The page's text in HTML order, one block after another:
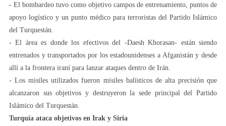
- El bombardeo tuvo como objetivo campos de entrenamiento, puntos de
apoyo logístico y un punto médico para terroristas del Partido Islámico
del Turquestán.
- El área es donde los efectivos del -Daesh Khorasan- están siendo
entrenados y transportados por los estadounidenses a Afganistán y desde
allí a la frontera iraní para lanzar ataques dentro de Irán.
- Los misiles utilizados fueron misiles balísticos de alta precisión que
alcanzaron sus objetivos y destruyeron la sede principal del Partido
Islámico del Turquestán.
Turquía ataca objetivos en Irak y Siria